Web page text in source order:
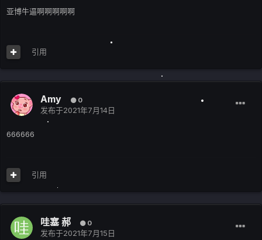
亚博牛逼啊啊啊啊啊
引用
Amy 0
发布于2021年7月14日
666666
引用
哇塞 郝 0
发布于2021年7月15日